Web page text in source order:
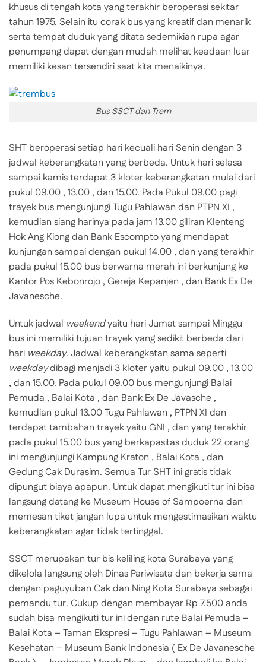
khusus di tengah kota yang terakhir beroperasi sekitar
tahun 1975. Selain itu corak bus yang kreatif dan menarik
serta tempat duduk yang ditata sedemikian rupa agar
penumpang dapat dengan mudah melihat keadaan luar
memiliki kesan tersendiri saat kita menaikinya.
Bus SSCT dan Trem
SHT beroperasi setiap hari kecuali hari Senin dengan 3
jadwal keberangkatan yang berbeda. Untuk hari selasa
sampai kamis terdapat 3 kloter keberangkatan mulai dari
pukul 09.00 , 13.00 , dan 15.00. Pada Pukul 09.00 pagi
trayek bus mengunjungi Tugu Pahlawan dan PTPN XI ,
kemudian siang harinya pada jam 13.00 giliran Klenteng
Hok Ang Kiong dan Bank Escompto yang mendapat
kunjungan sampai dengan pukul 14.00 , dan yang terakhir
pada pukul 15.00 bus berwarna merah ini berkunjung ke
Kantor Pos Kebonrojo , Gereja Kepanjen , dan Bank Ex De
Javanesche.
Untuk jadwal weekendyaitu hari Jumat sampai Minggu
bus ini memiliki tujuan trayek yang sedikit berbeda dari
hari weekday. Jadwal keberangkatan sama seperti
weekdaydibagi menjadi 3 kloter yaitu pukul 09.00 , 13.00
, dan 15.00. Pada pukul 09.00 bus mengunjungi Balai
Pemuda , Balai Kota , dan Bank Ex De Javasche ,
kemudian pukul 13.00 Tugu Pahlawan , PTPN XI dan
terdapat tambahan trayek yaitu GNI , dan yang terakhir
pada pukul 15.00 bus yang berkapasitas duduk 22 orang
ini mengunjungi Kampung Kraton , Balai Kota , dan
Gedung Cak Durasim. Semua Tur SHT ini gratis tidak
dipungut biaya apapun. Untuk dapat mengikuti tur ini bisa
langsung datang ke Museum House of Sampoerna dan
memesan tiket jangan lupa untuk mengestimasikan waktu
keberangkatan agar tidak tertinggal.
SSCT merupakan tur bis keliling kota Surabaya yang
dikelola langsung oleh Dinas Pariwisata dan bekerja sama
dengan paguyuban Cak dan Ning Kota Surabaya sebagai
pemandu tur. Cukup dengan membayar Rp 7.500 anda
sudah bisa mengikuti tur ini dengan rute Balai Pemuda –
Balai Kota – Taman Ekspresi – Tugu Pahlawan – Museum
Kesehatan – Museum Bank Indonesia ( Ex De Javanesche